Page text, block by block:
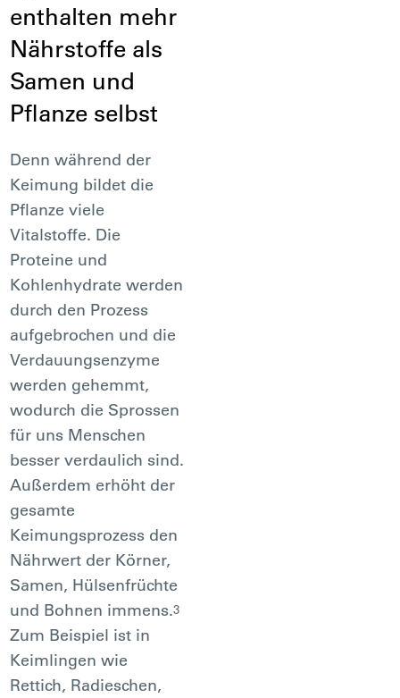
enthalten mehr
Nährstoffe als
Samen und
Pflanze selbst
Denn während der
Keimung bildet die
Pflanze viele
Vitalstoffe. Die
Proteine und
Kohlenhydrate werden
durch den Prozess
aufgebrochen und die
Verdauungsenzyme
werden gehemmt,
wodurch die Sprossen
für uns Menschen
besser verdaulich sind.
Außerdem erhöht der
gesamte
Keimungsprozess den
Nährwert der Körner,
Samen, Hülsenfrüchte
und Bohnen immens.3
Zum Beispiel ist in
Keimlingen wie
Rettich, Radieschen,